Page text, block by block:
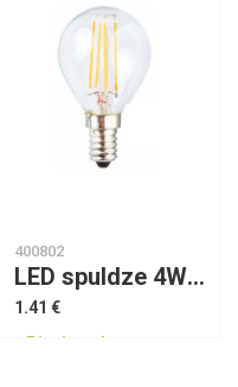
400802
LED spuldze 4W E14 silta gaisma Dipah Filament 1335
1.41 €
Pieejams!